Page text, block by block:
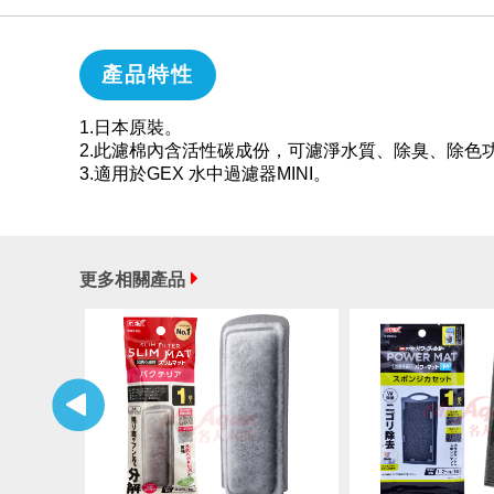
產品特性
1.日本原裝。
2.此濾棉內含活性碳成份，可濾淨水質、除臭、除色
3.適用於GEX 水中過濾器MINI。
更多相關產品